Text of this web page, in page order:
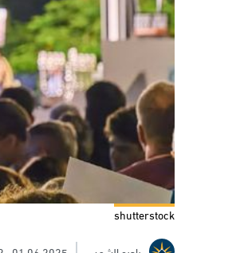
shutterstock